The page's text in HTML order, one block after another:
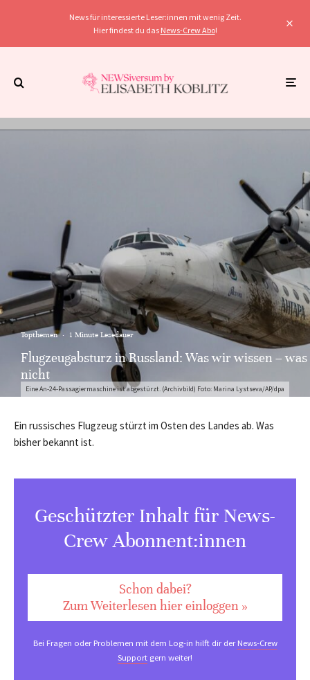
News für interessierte Leser:innen mit wenig Zeit.
Hier findest du das News-Crew Abo!
Eine An-24-Passagiermaschine ist abgestürzt. (Archivbild) Foto: Marina Lystseva/AP/dpa
Topthemen · 1 Minute Lesedauer
Flugzeugabsturz in Russland: Was wir wissen – was
nicht
Ein russisches Flugzeug stürzt im Osten des Landes ab. Was
bisher bekannt ist.
Geschützter Inhalt für News-
Crew Abonnent:innen
Schon dabei?
Zum Weiterlesen hier einloggen »
Bei Fragen oder Problemen mit dem Log-in hilft dir derNews-Crew
Support gern weiter!